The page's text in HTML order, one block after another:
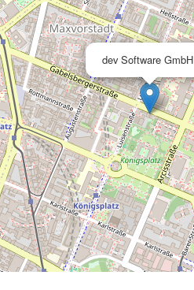
dev Software GmbH